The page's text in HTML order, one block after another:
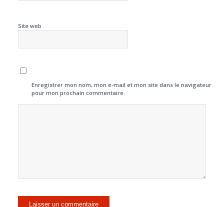
Site web
Enregistrer mon nom, mon e-mail et mon site dans le navigateur
pour mon prochain commentaire.